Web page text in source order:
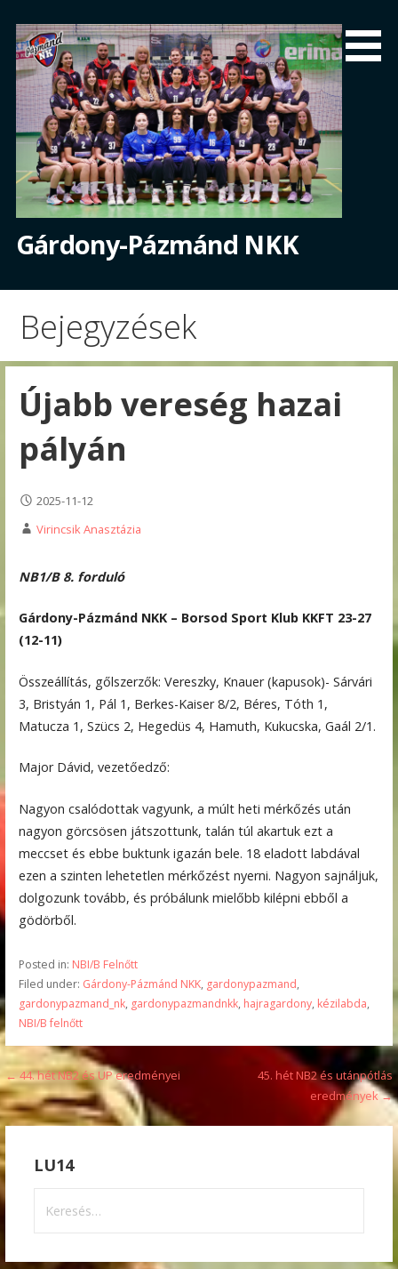
content
Gárdony-Pázmánd NKK
Bejegyzések
Újabb vereség hazai
pályán
2025-11-12
Virincsik Anasztázia
NB1/B 8. forduló
Gárdony-Pázmánd NKK – Borsod Sport Klub KKFT 23-27
(12-11)
Összeállítás, gőlszerzők: Vereszky, Knauer (kapusok)- Sárvári
3, Bristyán 1, Pál 1, Berkes-Kaiser 8/2, Béres, Tóth 1,
Matucza 1, Szücs 2, Hegedüs 4, Hamuth, Kukucska, Gaál 2/1.
Major Dávid, vezetőedző:
Nagyon csalódottak vagyunk, a múlt heti mérkőzés után
nagyon görcsösen játszottunk, talán túl akartuk ezt a
meccset és ebbe buktunk igazán bele. 18 eladott labdával
ezen a szinten lehetetlen mérkőzést nyerni. Nagyon sajnáljuk,
dolgozunk tovább, és próbálunk mielőbb kilépni ebből a
gödörből.
Posted in: NBI/B Felnőtt
Filed under: Gárdony-Pázmánd NKK, gardonypazmand,
gardonypazmand_nk, gardonypazmandnkk, hajragardony, kézilabda,
NBI/B felnőtt
Bejegyzés
navigáció
← 44. hét NB2 és UP eredményei
45. hét NB2 és utánpótlás
eredmények →
LU14